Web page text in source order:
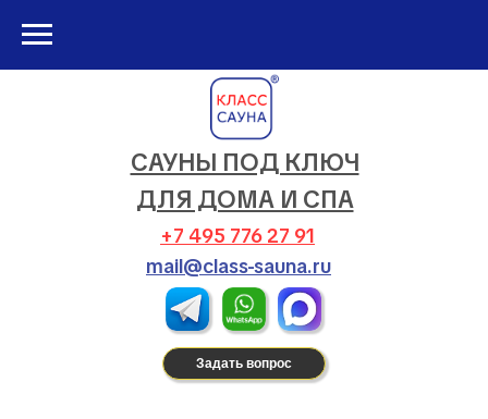
САУНЫ ПОД КЛЮЧ
ДЛЯ ДОМА И СПА
+7 495 776 27 91
mail@class-sauna.ru
Задать вопрос